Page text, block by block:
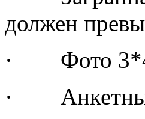
должен
· Фото 3*4,
·